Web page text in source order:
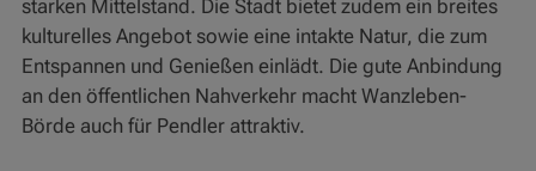
starken Mittelstand. Die Stadt bietet zudem ein breites
kulturelles Angebot sowie eine intakte Natur, die zum
Entspannen und Genießen einlädt. Die gute Anbindung
an den öffentlichen Nahverkehr macht Wanzleben-
Börde auch für Pendler attraktiv.